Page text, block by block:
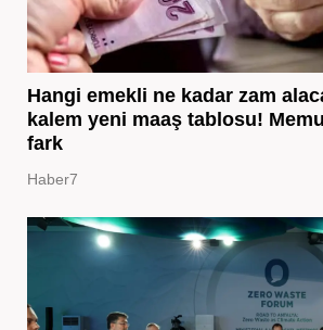
Hangi emekli ne kadar zam
kalem yeni maaş tablosu!
fark
Haber7